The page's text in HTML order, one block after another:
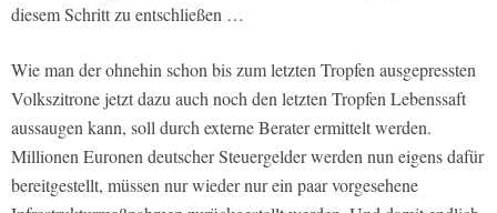
diesem Schritt zu entschließen …
Wie man der ohnehin schon bis zum letzten Tropfen ausgepressten
Volkszitrone jetzt dazu auch noch den letzten Tropfen Lebenssaft
aussaugen kann, soll durch externe Berater ermittelt werden.
Millionen Euronen deutscher Steuergelder werden nun eigens dafür
bereitgestellt, müssen nur wieder nur ein paar vorgesehene